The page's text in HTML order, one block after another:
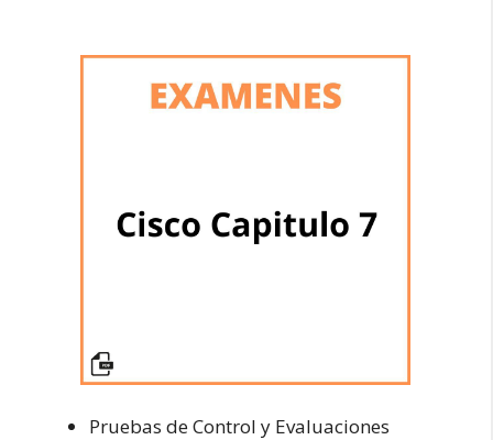
Pruebas de Control y Evaluaciones